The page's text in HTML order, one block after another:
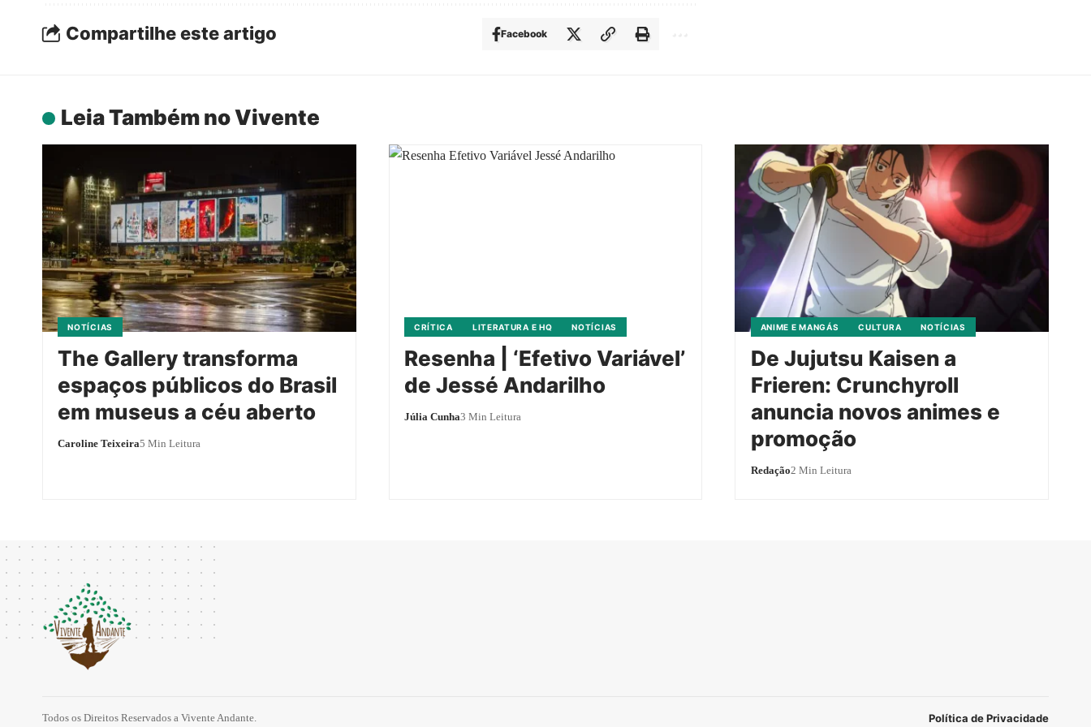
Compartilhe este artigo Facebook
Leia Também no Vivente
NOTÍCIAS
The Gallery transforma
espaços públicos do Brasil
em museus a céu aberto
Caroline Teixeira5 Min Leitura
CRÍTICA LITERATURA E HQ NOTÍCIAS
Resenha | ‘Efetivo Variável’
de Jessé Andarilho
Júlia Cunha3 Min Leitura
ANIME E MANGÁS CULTURA NOTÍCIAS
De Jujutsu Kaisen a
Frieren: Crunchyroll
anuncia novos animes e
promoção
Redação2 Min Leitura
Todos os Direitos Reservados a Vivente Andante. Política de Privacidade